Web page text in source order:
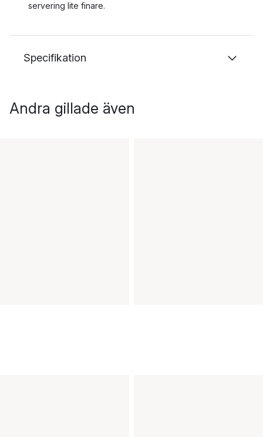
servering lite finare.
Specifikation
Andra gillade även